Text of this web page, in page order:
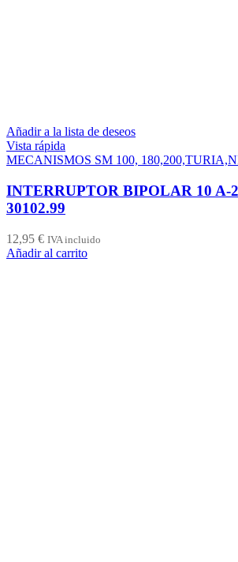
Añadir a la lista de deseos
Vista rápida
MECANISMOS SM 100,
INTERRUPTOR BIPOLAR 10 A-
30102.99
12,95 € IVA incluido
Añadir al carrito